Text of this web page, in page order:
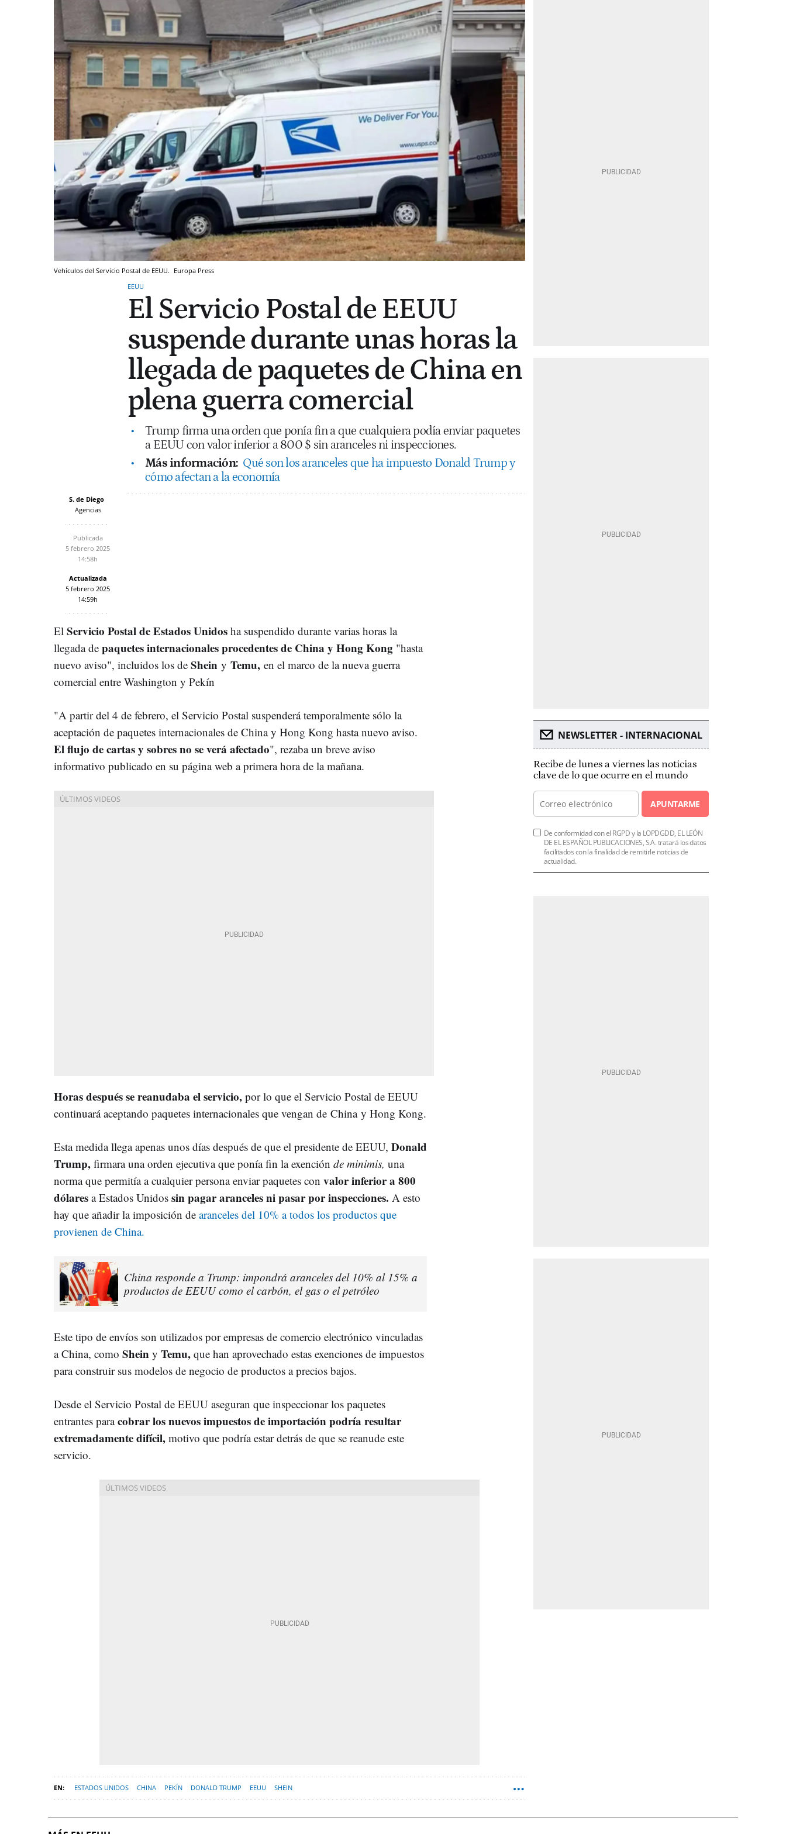
Vehículos del Servicio Postal de EEUU. Europa Press
EEUU
El Servicio Postal de EEUU
suspende durante unas horas la
llegada de paquetes de China en
plena guerra comercial
Trump firma una orden que ponía fin a que cualquiera podía enviar paquetes
a EEUU con valor inferior a 800 $ sin aranceles ni inspecciones.
Más información: Qué son los aranceles que ha impuesto Donald Trump y
cómo afectan a la economía
S. de Diego
Agencias
Publicada
5 febrero 2025
14:58h
Actualizada
5 febrero 2025
14:59h
El Servicio Postal de Estados Unidos ha suspendido durante varias horas la
llegada de paquetes internacionales procedentes de China y Hong Kong "hasta
nuevo aviso", incluidos los de Shein y Temu, en el marco de la nueva guerra
comercial entre Washington y Pekín
"A partir del 4 de febrero, el Servicio Postal suspenderá temporalmente sólo la
aceptación de paquetes internacionales de China y Hong Kong hasta nuevo aviso.
El flujo de cartas y sobres no se verá afectado", rezaba un breve aviso
informativo publicado en su página web a primera hora de la mañana.
Horas después se reanudaba el servicio, por lo que el Servicio Postal de EEUU
continuará aceptando paquetes internacionales que vengan de Chinay Hong Kong.
Esta medida llega apenas unos días después de que el presidente de EEUU, Donald
Trump, firmara una orden ejecutiva que ponía fin la exención de minimis, una
norma que permitía a cualquier persona enviar paquetes con valor inferior a 800
dólares a Estados Unidos sin pagar aranceles ni pasar por inspecciones. A esto
hay que añadir la imposición de aranceles del 10% a todos los productos que
provienen de China.
China responde a Trump: impondrá aranceles del 10% al 15% a
productos de EEUU como el carbón, el gas o el petróleo
Este tipo de envíos son utilizados por empresas de comercio electrónico vinculadas
a China, como Shein y Temu, que han aprovechado estas exenciones de impuestos
para construir sus modelos de negocio de productos a precios bajos.
Desde el Servicio Postal de EEUU aseguran que inspeccionar los paquetes
entrantes paracobrar los nuevos impuestos de importación podría resultar
extremadamente difícil, motivo que podría estar detrás de que se reanude este
servicio.
ESTADOS UNIDOS CHINA PEKÍN DONALD TRUMP EEUU SHEIN
NEWSLETTER - INTERNACIONAL
Recibe de lunes a viernes las noticias
clave de lo que ocurre en el mundo
APUNTARME
De conformidad con el RGPD y la LOPDGDD, EL LEÓN
DE EL ESPAÑOL PUBLICACIONES, S.A. tratará los datos
facilitados con la finalidad de remitirle noticias de
actualidad.